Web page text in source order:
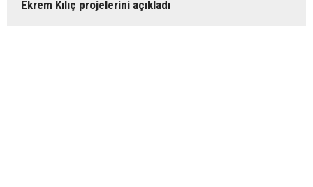
Ekrem Kılıç projelerini açıkladı